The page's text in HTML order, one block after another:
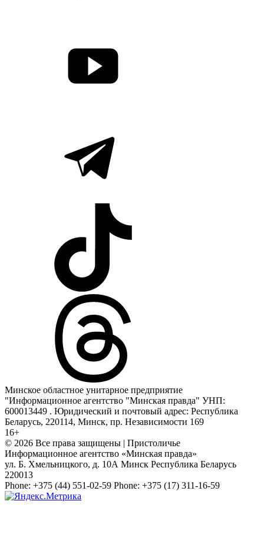
Минское областное унитарное предприятие
"Информационное агентство "Минская правда" УНП:
600013449 . Юридический и почтовый адрес: Республика
Беларусь, 220114, Минск, пр. Независимости 169
16+
© 2026 Все права защищены | Пристоличье
Информационное агентство «Минская правда»
ул. Б. Хмельницкого, д. 10А Минск Республика Беларусь
220013
Phone: +375 (44) 551-02-59 Phone: +375 (17) 311-16-59